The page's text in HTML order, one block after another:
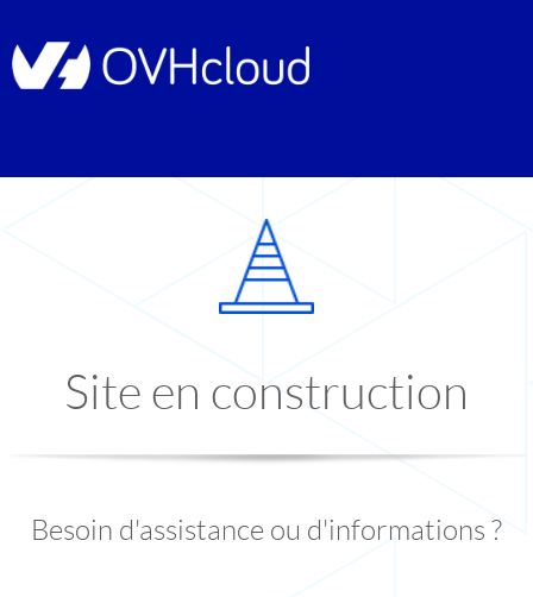
Site en construction
Besoin d'assistance ou d'informations ?